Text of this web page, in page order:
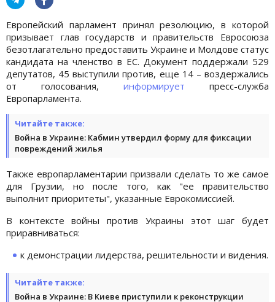
Европейский парламент принял резолюцию, в которой
призывает глав государств и правительств Евросоюза
безотлагательно предоставить Украине и Молдове статус
кандидата на членство в ЕС. Документ поддержали 529
депутатов, 45 выступили против, еще 14 – воздержались
от голосования, информирует пресс-служба
Европарламента.
Читайте также:
Война в Украине: Кабмин утвердил форму для фиксации
повреждений жилья
Также европарламентарии призвали сделать то же самое
для Грузии, но после того, как "ее правительство
выполнит приоритеты", указанные Еврокомиссией.
В контексте войны против Украины этот шаг будет
приравниваться:
к демонстрации лидерства, решительности и видения.
Читайте также:
Война в Украине: В Киеве приступили к реконструкции